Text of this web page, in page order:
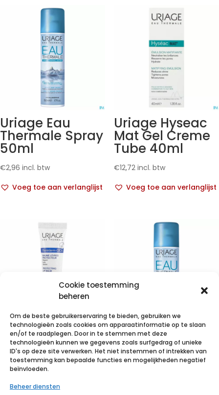
Cookie toestemming
beheren
Om de beste gebruikerservaring te bieden, gebruiken we
technologieën zoals cookies om apparaatinformatie op te slaan
en/of te raadplegen. Door in te stemmen met deze
technologieën kunnen we gegevens zoals surfgedrag of unieke
ID's op deze site verwerken. Het niet instemmen of intrekken van
toestemming kan bepaalde functies en mogelijkheden negatief
beïnvloeden.
Beheer diensten
Uriage Eau
Thermale Spray
50ml
€2,96 incl. btw
Voeg toe aan verlanglijst
Uriage Hyseac
Mat Gel Creme
Tube 40ml
€12,72 incl. btw
Voeg toe aan verlanglijst
Uriage
Bariederm
Lippenbalsem
Tube 15ml
Uriage Eau
Thermale Spray
150ml